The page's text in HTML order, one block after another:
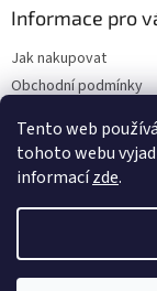
Tento web
tohoto webu
informacízde.
Informace pro
Jak nakupovat
Obchodní podmínky
Kontakty